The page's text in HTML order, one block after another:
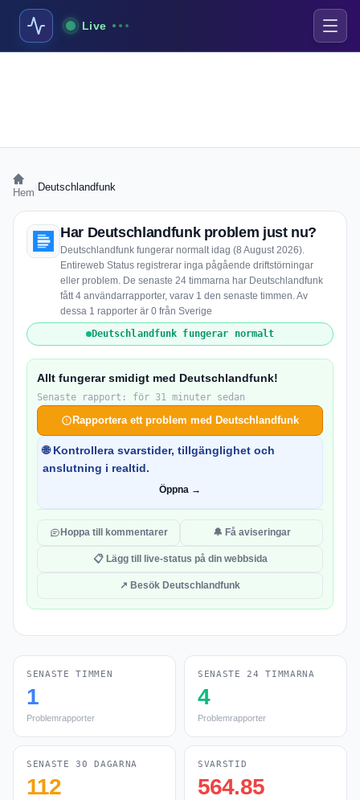
Live
Hem Deutschlandfunk
Har Deutschlandfunk problem just nu?
Deutschlandfunk fungerar normalt idag (8 August 2026).
Entireweb Status registrerar inga pågående driftstörningar
eller problem. De senaste 24 timmarna har Deutschlandfunk
fått 4 användarrapporter, varav 1 den senaste timmen. Av
dessa 1 rapporter är 0 från Sverige
Deutschlandfunk fungerar normalt
Allt fungerar smidigt med Deutschlandfunk!
Senaste rapport: för 31 minuter sedan
Rapportera ett problem med Deutschlandfunk
🌐 Kontrollera svarstider, tillgänglighet och
anslutning i realtid.
Öppna →
Hoppa till kommentarer 🔔 Få aviseringar
📋 Lägg till live-status på din webbsida
↗ Besök Deutschlandfunk
SENASTE TIMMEN
1
Problemrapporter
SENASTE 24 TIMMARNA
4
Problemrapporter
SENASTE 30 DAGARNA
112
SVARSTID
564.85